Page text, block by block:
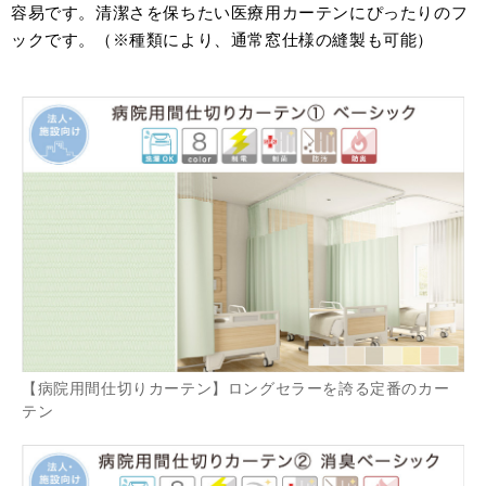
容易です。清潔さを保ちたい医療用カーテンにぴったりのフ
ックです。（※種類により、通常窓仕様の縫製も可能）
【病院用間仕切りカーテン】ロングセラーを誇る定番のカー
テン